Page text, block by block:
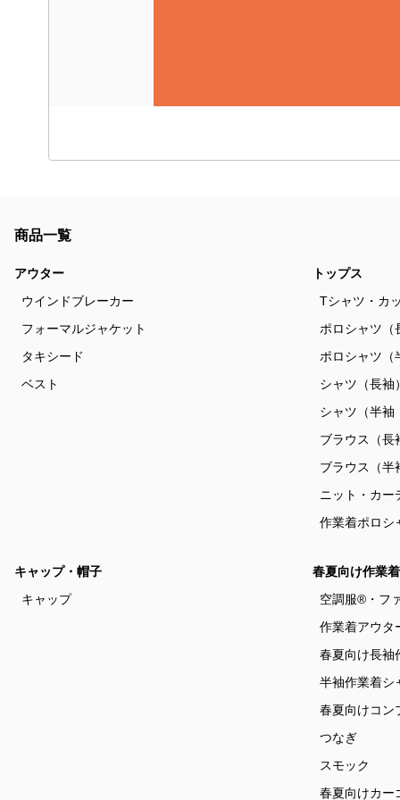
商品一覧
アウター
ウインドブレーカー
フォーマルジャケット
タキシード
ベスト
トップス
Tシャツ・カ
ポロシャツ（
ポロシャツ（
シャツ（長袖
シャツ（半袖
ブラウス（長
ブラウス（半
ニット・カー
作業着ポロシ
キャップ・帽子
キャップ
春夏向け作業着
空調服®・フ
作業着アウタ
春夏向け長袖
半袖作業着シ
春夏向けコン
つなぎ
スモック
春夏向けカー